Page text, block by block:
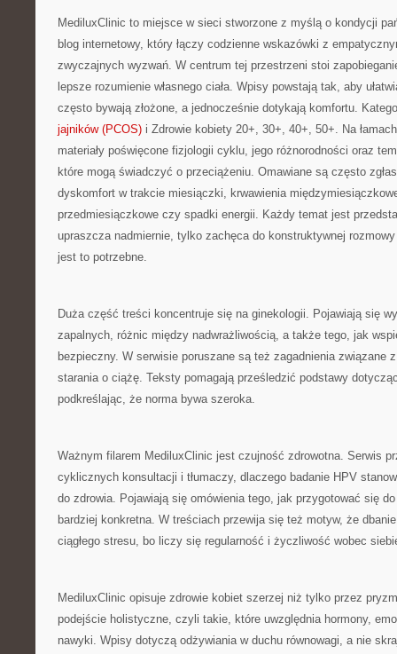
MediluxClinic to miejsce w sieci stworzone z myślą o kondycji
blog internetowy, który łączy codzienne wskazówki z
zwyczajnych wyzwań. W centrum tej przestrzeni stoi
lepsze rozumienie własnego ciała. Wpisy powstają tak, aby
często bywają złożone, a jednocześnie dotykają komfortu.
jajników (PCOS) i Zdrowie kobiety 20+, 30+, 40+, 50+. Na
materiały poświęcone fizjologii cyklu, jego różnorodności oraz
które mogą świadczyć o przeciążeniu. Omawiane są często
dyskomfort w trakcie miesiączki, krwawienia
przedmiesiączkowe czy spadki energii. Każdy temat jest
upraszcza nadmiernie, tylko zachęca do konstruktywnej
jest to potrzebne.
Duża część treści koncentruje się na ginekologii. Pojawiają się
zapalnych, różnic między nadwrażliwością, a także tego, jak
bezpieczny. W serwisie poruszane są też zagadnienia związane
starania o ciążę. Teksty pomagają prześledzić podstawy
podkreślając, że norma bywa szeroka.
Ważnym filarem MediluxClinic jest czujność zdrowotna. Serwis
cyklicznych konsultacji i tłumaczy, dlaczego badanie HPV
do zdrowia. Pojawiają się omówienia tego, jak przygotować się
bardziej konkretna. W treściach przewija się też motyw, że
ciągłego stresu, bo liczy się regularność i życzliwość wobec
MediluxClinic opisuje zdrowie kobiet szerzej niż tylko przez
podejście holistyczne, czyli takie, które uwzględnia hormony,
nawyki. Wpisy dotyczą odżywiania w duchu równowagi, a nie